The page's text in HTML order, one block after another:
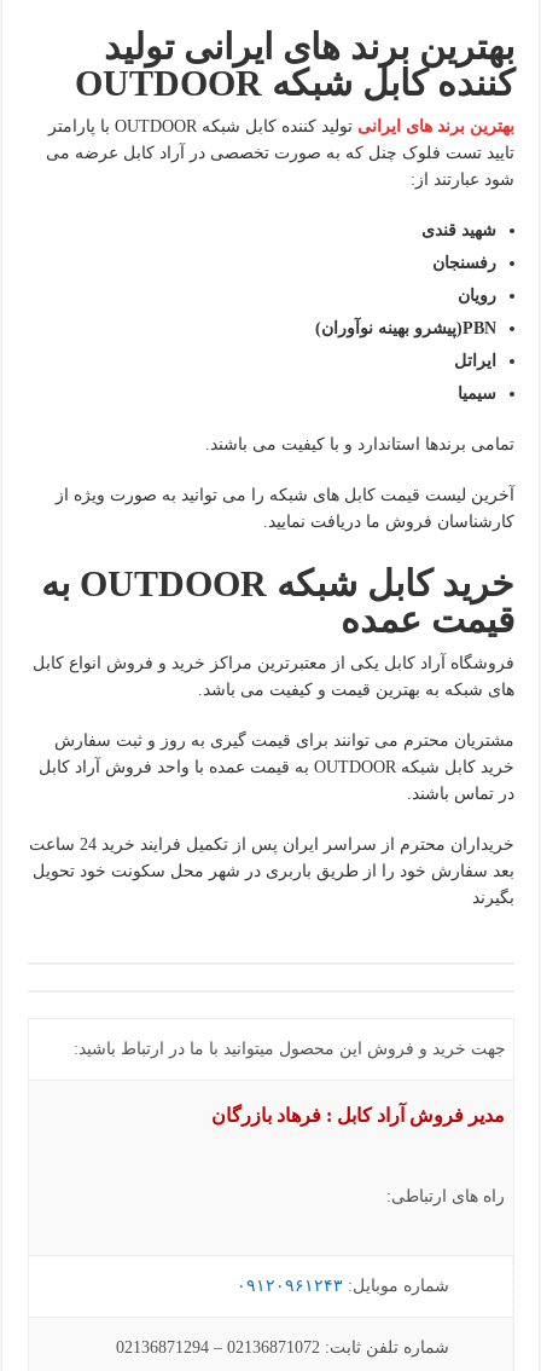
بهترین برند های ایرانی تولید
کننده کابل شبکهOUTDOOR
بهترین برند های ایرانی
تولید کننده کابل شبکه OUTDOOR با پارامتر
تایید تست فلوک چنل که به صورت تخصصی در آراد کابل عرضه می
شود عبارتند از:
شهید قندی
رفسنجان
رویان
PBN(پیشرو بهینه نوآوران)
ایراتل
سیمیا
تمامی برندها استاندارد و با کیفیت می باشند.
آخرین لیست قیمت کابل های شبکه را می توانید به صورت ویژه از
کارشناسان فروش ما دریافت نمایید.
خرید کابل شبکهOUTDOOR به
قیمت عمده
فروشگاه آراد کابل یکی از معتبرترین مراکز خرید و فروش انواع کابل
های شبکه به بهترین قیمت و کیفیت می باشد.
مشتریان محترم می توانند برای قیمت گیری به روز و ثبت سفارش
خرید کابل شبکه OUTDOOR به قیمت عمده با واحد فروش آراد کابل
در تماس باشند.
خریداران محترم از سراسر ایران پس از تکمیل فرایند خرید 24 ساعت
بعد سفارش خود را از طریق باربری در شهر محل سکونت خود تحویل
بگیرند
جهت خرید و فروش این محصول میتوانید با ما در ارتباط باشید:
مدیر فروش آراد کابل : فرهاد بازرگان
راه های ارتباطی:
شماره موبایل: ۰۹۱۲۰۹۶۱۲۴۳
شماره تلفن ثابت: 02136871072 – 02136871294